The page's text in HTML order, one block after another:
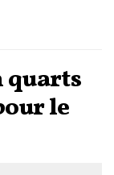
quarts
le